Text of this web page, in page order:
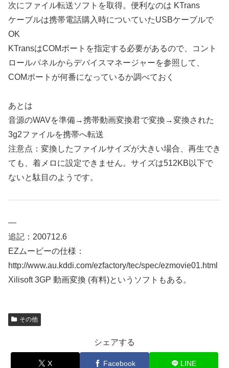
次にファイル転送ソフトを取得。便利なのは KTrans
ケーブルは携帯電話購入時についていたUSBケーブルで
OK
KTransはCOMポートを指定する必要があるので、コント
ロールパネルからデバイスマネージャーを参照して、
COMポートが何番になっているか調べておく
あとは
音源のWAVを準備→携帯動画変換君で変換→変換された
3g2ファイルを携帯へ転送
注意点：変換したファイルサイズが大きい場合、再生でき
ても、着メロに設定できません。サイズは512KB以下で
ないと駄目のようです。
—
追記：200712.6
EZムービーの仕様：
http://www.au.kddi.com/ezfactory/tec/spec/ezmovie01.html
Xilisoft 3GP 動画変換 (有料)というソフトもある。
その他
シェアする
X Facebook LINE